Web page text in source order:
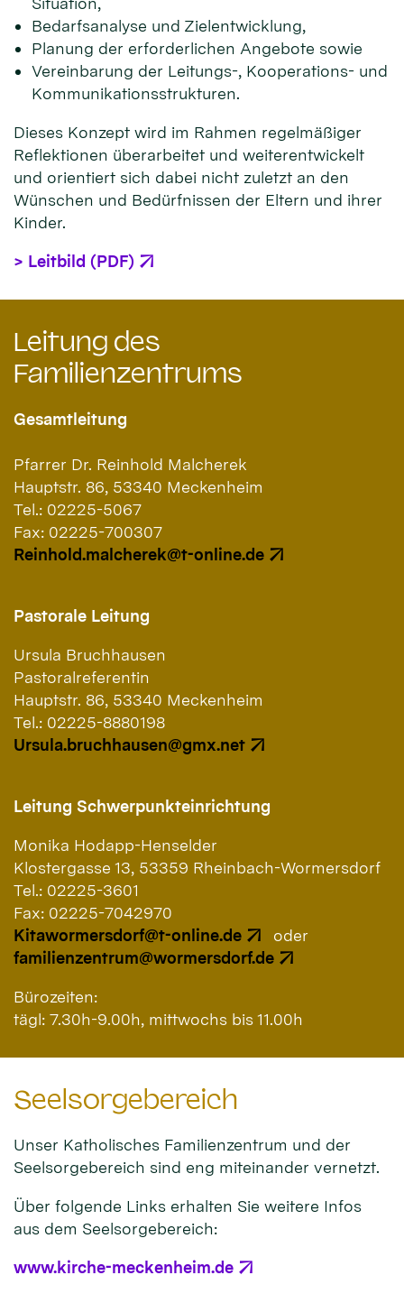
Bedarfsanalyse und Zielentwicklung,
Planung der erforderlichen Angebote sowie
Vereinbarung der Leitungs-, Kooperations- und
Kommunikationsstrukturen.
Dieses Konzept wird im Rahmen regelmäßiger
Reflektionen überarbeitet und weiterentwickelt
und orientiert sich dabei nicht zuletzt an den
Wünschen und Bedürfnissen der Eltern und ihrer
Kinder.
> Leitbild (PDF)
Leitung des
Familienzentrums
Gesamtleitung
Pfarrer Dr. Reinhold Malcherek
Hauptstr. 86, 53340 Meckenheim
Tel.: 02225-5067
Fax: 02225-700307
Reinhold.malcherek@t-online.de
Pastorale Leitung
Ursula Bruchhausen
Pastoralreferentin
Hauptstr. 86, 53340 Meckenheim
Tel.: 02225-8880198
Ursula.bruchhausen@gmx.net
Leitung Schwerpunkteinrichtung
Monika Hodapp-Henselder
Klostergasse 13, 53359 Rheinbach-Wormersdorf
Tel.: 02225-3601
Fax: 02225-7042970
Kitawormersdorf@t-online.de
oder
familienzentrum@wormersdorf.de
Bürozeiten:
tägl: 7.30h-9.00h, mittwochs bis 11.00h
Seelsorgebereich
Unser Katholisches Familienzentrum und der
Seelsorgebereich sind eng miteinander vernetzt.
Über folgende Links erhalten Sie weitere Infos
aus dem Seelsorgebereich:
www.kirche-meckenheim.de